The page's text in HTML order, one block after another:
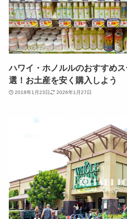
ハワイ・ホノルルのおすすめ
選！お土産を安く購入しよう
2018年1月23日 2026年1月27日